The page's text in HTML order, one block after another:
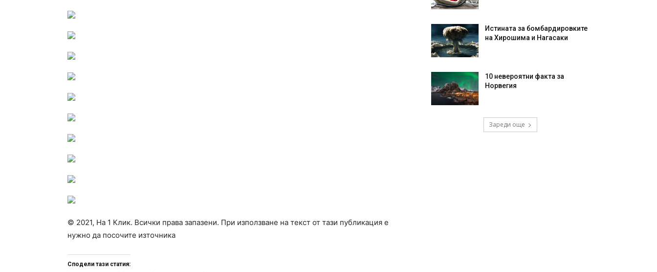
© 2021, На 1 Клик. Всички права запазени. При използване на текст от тази публикация е
нужно да посочите източника
Сподели тази статия:
Истината за бомбардировките
на Хирошима и Нагасаки
10 невероятни факта за
Норвегия
Зареди още